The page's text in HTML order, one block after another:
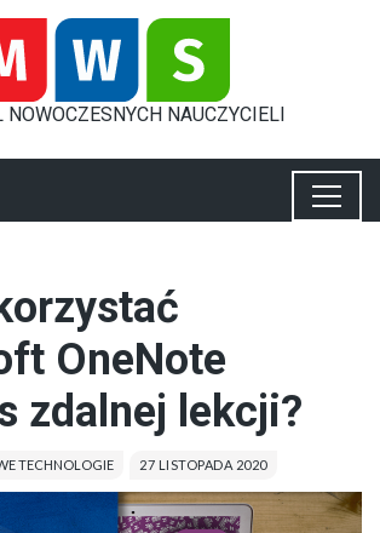
NOWOCZESNYCH NAUCZYCIELI
OneNote
zdalnej lekcji?
TECHNOLOGIE 27 LISTOPADA 2020